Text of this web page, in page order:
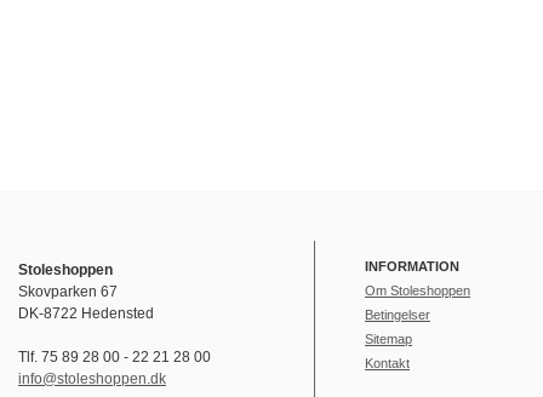
Stoleshoppen
Skovparken 67
DK-8722 Hedensted
Tlf. 75 89 28 00 - 22 21 28 00
info@stoleshoppen.dk
INFORMATION
Om Stoleshoppen
Betingelser
Sitemap
Kontakt